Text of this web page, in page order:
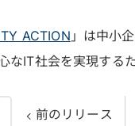
ACTION 」は中小
なIT社会を実現する
前のリリース